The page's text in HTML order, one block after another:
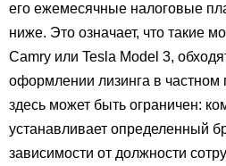
его ежемесячные налоговые
ниже. Это означает, что такие
Camry или Tesla Model 3,
оформлении лизинга в
здесь может быть ограничен:
устанавливает определенный
зависимости от должности